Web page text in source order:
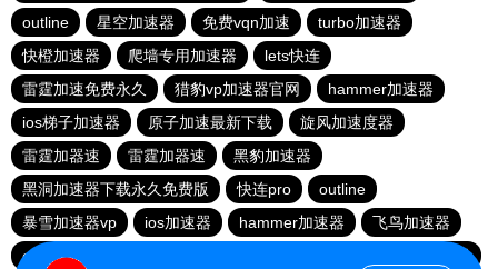
outline
星空加速器 免费vqn加速
turbo加速器
快橙加速器
爬墙专用加速器
lets快连
雷霆加速免费永久
猎豹vp加速器官网
hammer加速器
ios梯子加速器
原子加速最新下载
旋风加速度器
雷霆加器速
雷霆加器速
黑豹加速器
黑洞加速器下载永久免费版
快连pro
outline
暴雪加速器vp
ios加速器 hammer加速器
飞鸟加速器
outline
黑洞nvp加速器